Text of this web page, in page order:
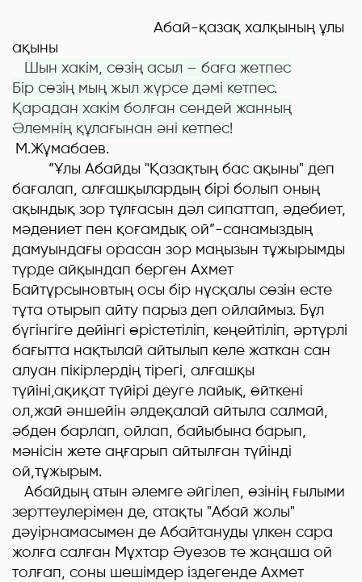
Абай-қазақ халқының ұлы
ақыны
Шын хакім, сөзің асыл – баға жетпес
Бір сөзің мың жыл жүрсе дәмі кетпес.
Қарадан хакім болған сендей жанның
Әлемнің құлағынан әні кетпес!
М.Жұмабаев.
“Ұлы Абайды "Қазақтың бас ақыны" деп
бағалап, алғашқылардың бірі болып оның
ақындық зор тұлғасын дәл сипаттап, әдебиет,
мәдениет пен қоғамдық ой”-санамыздың
дамуындағы орасан зор маңызын тұжырымды
түрде айқындап берген Ахмет
Байтұрсыновтың осы бір нұсқалы сөзін есте
тұта отырып айту парыз деп ойлаймыз. Бұл
бүгінгіге дейінгі өрістетіліп, кеңейтіліп, әртүрлі
бағытта нақтылай айтылып келе жаткан сан
алуан пікірлердің тірегі, алғашқы
түйіні,ақиқат түйірі деуге лайық, өйткені
ол,жай әншейін әлдеқалай айтыла салмай,
әбден барлап, ойлап, байыбына барып,
мәнісін жете аңғарып айтылған түйінді
ой,тұжырым.
Абайдың атын әлемге әйгілеп, өзінің ғылыми
зерттеулерімен де, атақты "Абай жолы"
дәуірнамасымен де Абайтануды үлкен сара
жолға салған Мұхтар Әуезов те жаңаша ой
толғап, соны шешімдер іздегенде Ахмет